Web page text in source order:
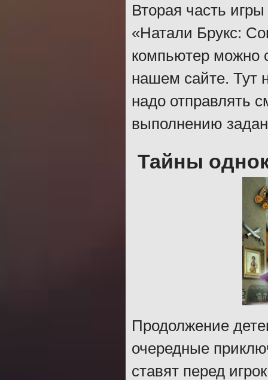
Вторая часть
«Натали Брукс:
компьютер можно
нашем сайте. Тут
надо отправлять
выполнению
Тайны
Продолжение
очередные
ставят перед